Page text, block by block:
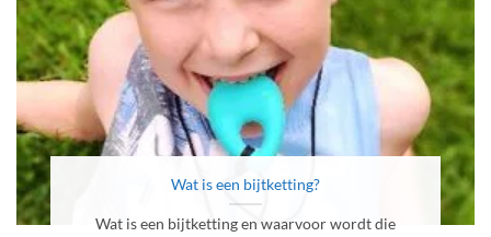
Wat is een bijtketting?
Wat is een bijtketting en waarvoor wordt die